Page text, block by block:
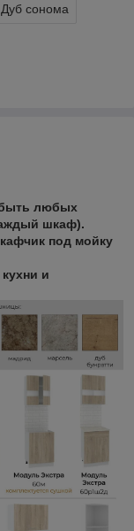
Дуб сонома
любых
шкаф).
под мойку
и